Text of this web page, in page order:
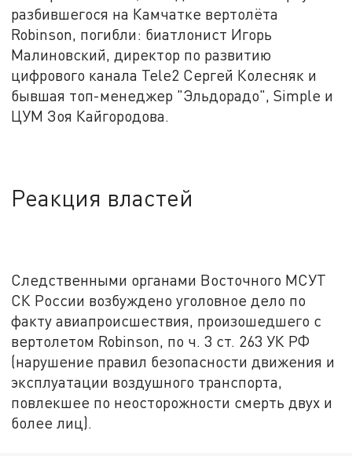
разбившегося на Камчатке вертолёта
Robinson, погибли: биатлонист Игорь
Малиновский, директор по развитию
цифрового канала Tele2 Сергей Колесняк и
бывшая топ-менеджер "Эльдорадо", Simple и
ЦУМ Зоя Кайгородова.
Реакция властей
Следственными органами Восточного МСУТ
СК России возбуждено уголовное дело по
факту авиапроисшествия, произошедшего с
вертолетом Robinson, по ч. 3 ст. 263 УК РФ
(нарушение правил безопасности движения и
эксплуатации воздушного транспорта,
повлекшее по неосторожности смерть двух и
более лиц).